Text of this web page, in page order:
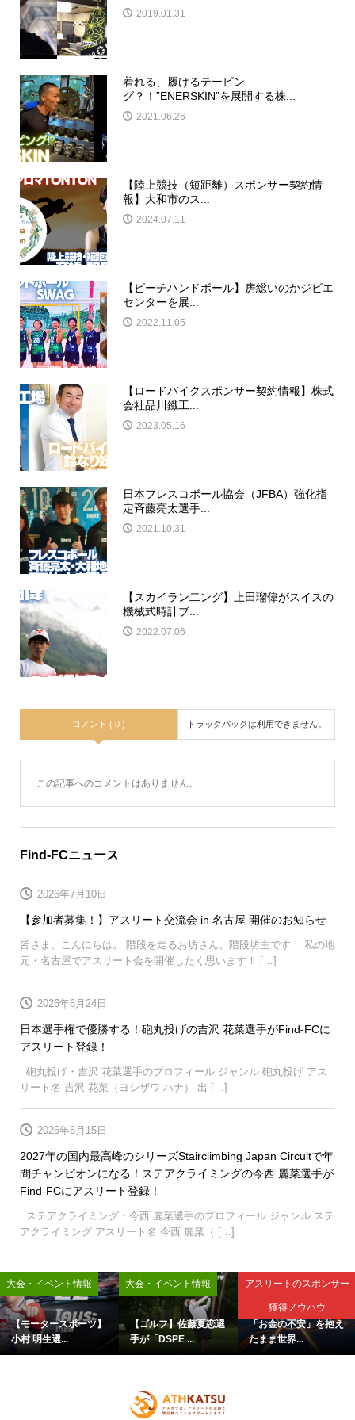
2019.01.31
着れる、履けるテーピン
グ？！”ENERSKIN”を展開する株...
2021.06.26
​【陸上競技（短距離）スポンサー契約情
報】大和市のス...
2024.07.11
​【ビーチハンドボール】房総いのかジビエ
センターを展...
2022.11.05
​【ロードバイクスポンサー契約情報】株式
会社品川鐵工...
2023.05.16
​日本フレスコボール協会（JFBA）強化指
定斉藤亮太選手...
2021.10.31
【スカイラン二ング】上田瑠偉がスイスの
機械式時計ブ...
2022.07.06
コメント ( 0 ) トラックバックは利用できません。
この記事へのコメントはありません。
Find-FCニュース
【参加者募集！】アスリート交流会 in 名古屋 開催のお知らせ
2026年7月10日
皆さま、こんにちは。 階段を走るお坊さん、階段坊主です！ 私の地
元・名古屋でアスリート会を開催したく思います！ […]
日本選手権で優勝する！砲丸投げの吉沢 花菜選手がFind-FCに
アスリート登録！
2026年6月24日
砲丸投げ・吉沢 花菜選手のプロフィール ジャンル 砲丸投げ アス
リート名 吉沢 花菜（ヨシザワ ハナ） 出 […]
2027年の国内最高峰のシリーズStairclimbing Japan Circuitで年
間チャンピオンになる！ステアクライミングの今西 麗菜選手が
Find-FCにアスリート登録！
2026年6月15日
ステアクライミング・今西 麗菜選手のプロフィール ジャンル ステ
アクライミング アスリート名 今西 麗菜（ […]
大会・イベント情報
【モータースポーツ】
小村 明生選...
大会・イベント情報
【ゴルフ】佐藤夏恋選
手が「DSPE ...
アスリートのスポンサー
獲得ノウハウ
「お金の不安」を抱え
たまま世界...